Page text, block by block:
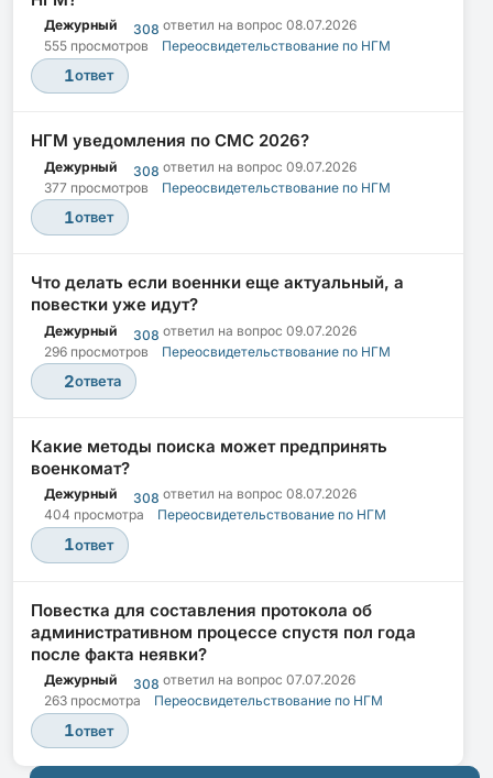
Дежурный 308 ответил на вопрос 08.07.2026
555 просмотров
Переосвидетельствование по НГМ
1ответ
НГМ уведомления по СМС 2026?
Дежурный 308 ответил на вопрос 09.07.2026
377 просмотров
Переосвидетельствование по НГМ
1ответ
Что делать если военнки еще актуальный, а
повестки уже идут?
Дежурный 308 ответил на вопрос 09.07.2026
296 просмотров
Переосвидетельствование по НГМ
2ответа
Какие методы поиска может предпринять
военкомат?
Дежурный 308 ответил на вопрос 08.07.2026
404 просмотра
Переосвидетельствование по НГМ
1ответ
Повестка для составления протокола об
административном процессе спустя пол года
после факта неявки?
Дежурный 308 ответил на вопрос 07.07.2026
263 просмотра
Переосвидетельствование по НГМ
1ответ